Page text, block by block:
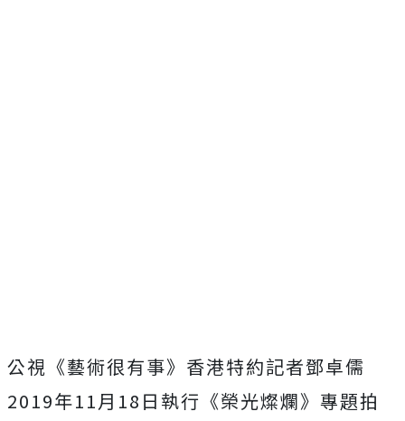
公視《藝術很有事》香港特約記者鄧卓儒
2019年11月18日執行《榮光燦爛》專題拍